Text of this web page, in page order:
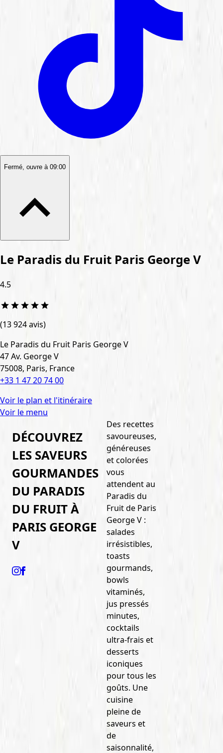
Fermé, ouvre à 09:00
Le Paradis du Fruit Paris George V
4.5
(13 924avis)
Le Paradis du Fruit Paris George V
47 Av. George V
75008, Paris, France
+33 1 47 20 74 00
Voir le plan et l'itinéraire
Voir le menu
DÉCOUVREZ
LES SAVEURS
GOURMANDES
DU PARADIS
DU FRUIT À
PARIS GEORGE
V
Des recettes
savoureuses,
généreuses
et colorées
vous
attendent au
Paradis du
Fruit de Paris
George V :
salades
irrésistibles,
toasts
gourmands,
bowls
vitaminés,
jus pressés
minutes,
cocktails
ultra-frais et
desserts
iconiques
pour tous les
goûts. Une
cuisine
pleine de
saveurs et
de
saisonnalité,